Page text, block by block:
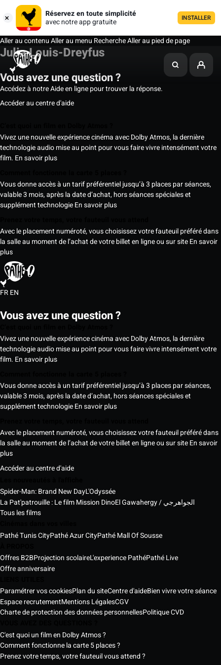
Réservez en toute simplicité
avec notre app gratuite
INSTALLER
Aller au contenuAller au menu RechercheAller au pied de page
Julia Louis-Dreyfus
Vous avez une question ?
Accédez à notre Aide en ligne pour trouver la réponse.
Accéder au centre d'aide
Vivez une nouvelle expérience cinéma avec Dolby Atmos, la dernière
technologie audio mise au point pour vous faire vivre intensément votre
film. En savoir plus
Vous donne accès à un tarif préférentiel jusqu’à 3 places par séances,
valable 3 mois, après la date d’achat, hors séances spéciales et
supplément technologieEn savoir plus
Avec le placement numéroté, vous choisissez votre fauteuil préféré dans
la salle au moment de l’achat de votre billet en ligne ou sur siteEn savoir
plus
FREN
Vous avez une question ?
Vivez une nouvelle expérience cinéma avec Dolby Atmos, la dernière
technologie audio mise au point pour vous faire vivre intensément votre
film. En savoir plus
Vous donne accès à un tarif préférentiel jusqu’à 3 places par séances,
valable 3 mois, après la date d’achat, hors séances spéciales et
supplément technologieEn savoir plus
Avec le placement numéroté, vous choisissez votre fauteuil préféré dans
la salle au moment de l’achat de votre billet en ligne ou sur siteEn savoir
plus
Accéder au centre d'aide
Spider-Man: Brand New DayL'Odyssée
La Pat'patrouille : Le film Mission Dino
El Gawahergy / الجواهرجي
Tous les films
Pathé Tunis CityPathé Azur CityPathé Mall Of Sousse
Offres B2BProjection scolaireL'experience PathéPathé Live
Offre anniversaire
Paramétrer vos cookiesPlan du siteCentre d'aideBien vivre votre séance
Espace recrutementMentions LégalesCGV
Charte de protection des données personnellesPolitique CVD
C'est quoi un film en Dolby Atmos ?
Comment fonctionne la carte 5 places ?
Prenez votre temps, votre fauteuil vous attend ?